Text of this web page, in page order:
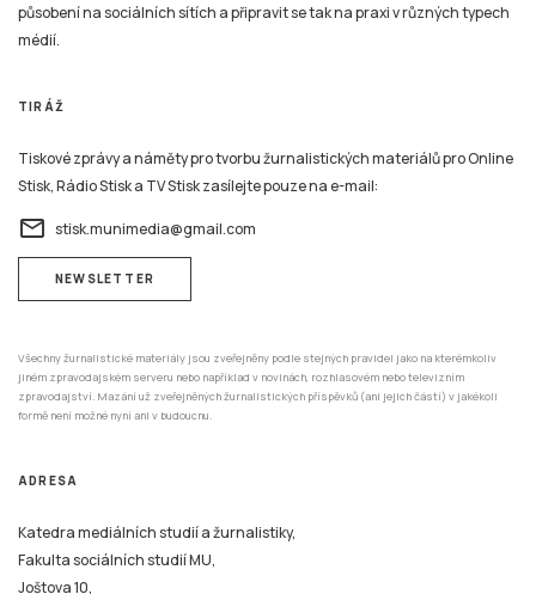
působení na sociálních sítích a připravit se tak na praxi v různých typech
médií.
TIRÁŽ
Tiskové zprávy a náměty pro tvorbu žurnalistických materiálů pro Online
Stisk, Rádio Stisk a TV Stisk zasílejte pouze na e-mail:
email stisk.munimedia@gmail.com
NEWSLETTER
Všechny žurnalistické materiály jsou zveřejněny podle stejných pravidel jako na kterémkoliv
jiném zpravodajském serveru nebo například v novinách, rozhlasovém nebo televizním
zpravodajství. Mazání už zveřejněných žurnalistických příspěvků (ani jejich částí) v jakékoli
formě není možné nyní ani v budoucnu.
ADRESA
Katedra mediálních studií a žurnalistiky,
Fakulta sociálních studií MU,
Joštova 10,